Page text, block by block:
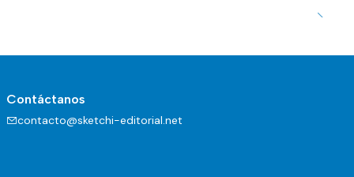
Contáctanos
contacto@sketchi-editorial.net